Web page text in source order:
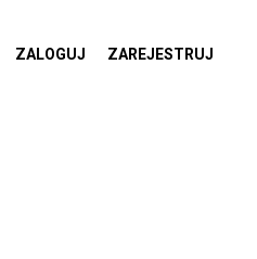
ZALOGUJ ZAREJESTRUJ